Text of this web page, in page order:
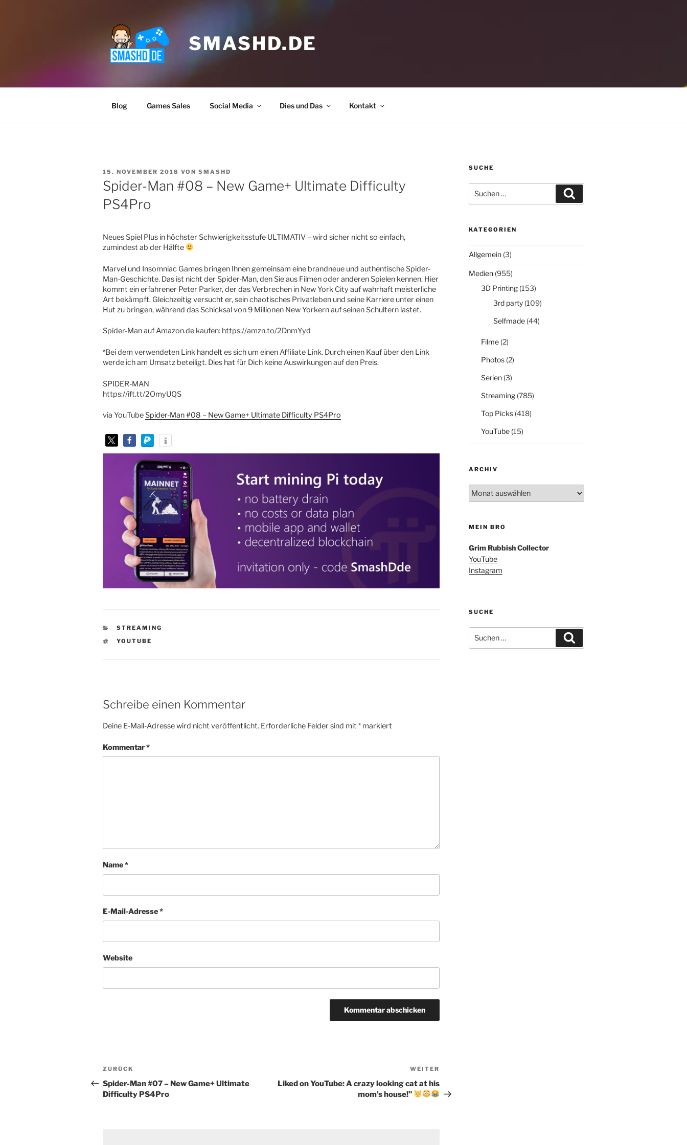
SMASHD.DE
Blog Games Sales Social Media Dies und Das Kontakt
VERÖFFENTLICHT
15. NOVEMBER 2018 VON SMASHD
Spider-Man #08 – New Game+ Ultimate Difficulty
PS4Pro
aktivieren
Neues Spiel Plus in höchster Schwierigkeitsstufe ULTIMATIV – wird sicher nicht so einfach,
zumindest ab der Hälfte
Marvel und Insomniac Games bringen Ihnen gemeinsam eine brandneue und authentische Spider-
Man-Geschichte. Das ist nicht der Spider-Man, den Sie aus Filmen oder anderen Spielen kennen. Hier
kommt ein erfahrener Peter Parker, der das Verbrechen in New York City auf wahrhaft meisterliche
Art bekämpft. Gleichzeitig versucht er, sein chaotisches Privatleben und seine Karriere unter einen
Hut zu bringen, während das Schicksal von 9 Millionen New Yorkern auf seinen Schultern lastet.
Spider-Man auf Amazon.de kaufen: https://amzn.to/2DnmYyd
*Bei dem verwendeten Link handelt es sich um einen Affiliate Link. Durch einen Kauf über den Link
werde ich am Umsatz beteiligt. Dies hat für Dich keine Auswirkungen auf den Preis.
SPIDER-MAN
https://ift.tt/2OmyUQS
via YouTubeSpider-Man #08 – New Game+ Ultimate Difficulty PS4Pro
KATEGORIEN
STREAMING
SCHLAGWÖRTER
YOUTUBE
Schreibe einen Kommentar
Deine E-Mail-Adresse wird nicht veröffentlicht. Erforderliche Felder sind mit *markiert
Kommentar*
Name*
E-Mail-Adresse*
Website
Beitragsnavigation
Vorheriger
Beitrag
ZURÜCK
Spider-Man #07 – New Game+ Ultimate
Difficulty PS4Pro
WEITER
Liked on YouTube: A crazy looking cat at his
mom’s house!”
SUCHE
nach:
KATEGORIEN
Allgemein (3)
Medien (955)
3D Printing (153)
3rd party (109)
Selfmade (44)
Filme (2)
Photos (2)
Serien (3)
Streaming (785)
Top Picks (418)
YouTube (15)
ARCHIV
Archiv
MEIN BRO
Grim Rubbish Collector
YouTube
Instagram
SUCHE
nach: